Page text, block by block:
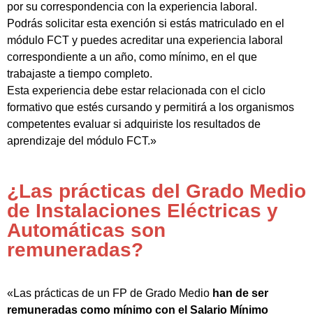
por su correspondencia con la experiencia laboral.
Podrás solicitar esta exención si estás matriculado en el
módulo FCT y puedes acreditar una experiencia laboral
correspondiente a un año, como mínimo, en el que
trabajaste a tiempo completo.
Esta experiencia debe estar relacionada con el ciclo
formativo que estés cursando y permitirá a los organismos
competentes evaluar si adquiriste los resultados de
aprendizaje del módulo FCT.»
¿Las prácticas del Grado Medio
de Instalaciones Eléctricas y
Automáticas son
remuneradas?
«Las prácticas de un FP de Grado Medio han de ser
remuneradas como mínimo con el Salario Mínimo